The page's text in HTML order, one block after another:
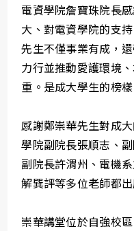
電資學院詹寶珠院長
大、對電資學院的支
先生不僅事業有成，
力行並推動愛護環境
重。是成大學生的榜樣
感謝鄭崇華先生對成
學院副院長張順志、
副院長許渭州、電機
解巽評等多位老師都出
崇華講堂位於自強校